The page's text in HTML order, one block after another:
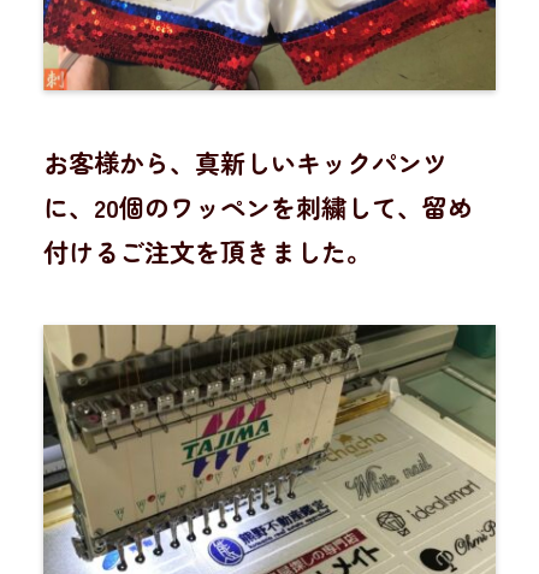
お客様から、真新しいキックパンツ
に、20個のワッペンを刺繍して、留め
付けるご注文を頂きました。